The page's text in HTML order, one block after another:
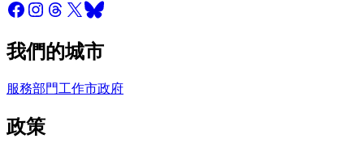
我們的城市
服務部門工作市政府
政策